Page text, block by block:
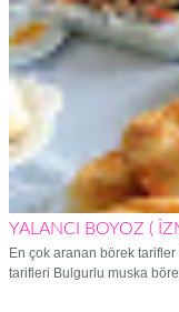
YALANCI BOYOZ (
En çok aranan börek
tarifleri Bulgurlu muska